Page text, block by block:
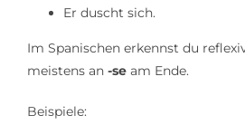
Er duscht sich.
Im Spanischen erkennst du
meistens an -seam Ende.
Beispiele: